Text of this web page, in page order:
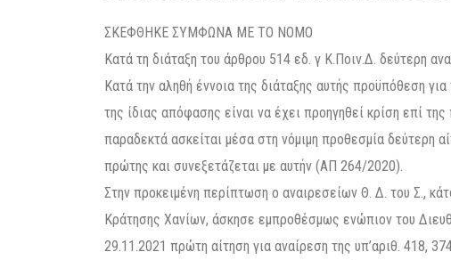
ΣΚΕΦΘΗΚΕ ΣΥΜΦΩΝΑ ΜΕ ΤΟ ΝΟΜΟ
Κατά τη διάταξη του άρθρου 514 εδ. γ Κ.Ποιν.Δ. δεύτερη
Κατά την αληθή έννοια της διάταξης αυτής προϋπόθεση
της ίδιας απόφασης είναι να έχει προηγηθεί κρίση επί
παραδεκτά ασκείται μέσα στη νόμιμη προθεσμία δεύτερη
πρώτης και συνεξετάζεται με αυτήν (ΑΠ 264/2020).
Στην προκειμένη περίπτωση ο αναιρεσείων Θ. Δ. του Σ.,
Κράτησης Χανίων, άσκησε εμπροθέσμως ενώπιον του
29.11.2021 πρώτη αίτηση για αναίρεση της υπ’αριθ. 418,